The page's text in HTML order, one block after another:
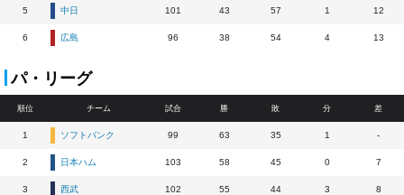
5 中日 101 43 57 1 12
6 広島 96 38 54 4 13
パ・リーグ
順位 チーム 試合 勝 敗 分 差
1 ソフトバンク 99 63 35 1 -
2 日本ハム 103 58 45 0 7
3 西武 102 55 44 3 8